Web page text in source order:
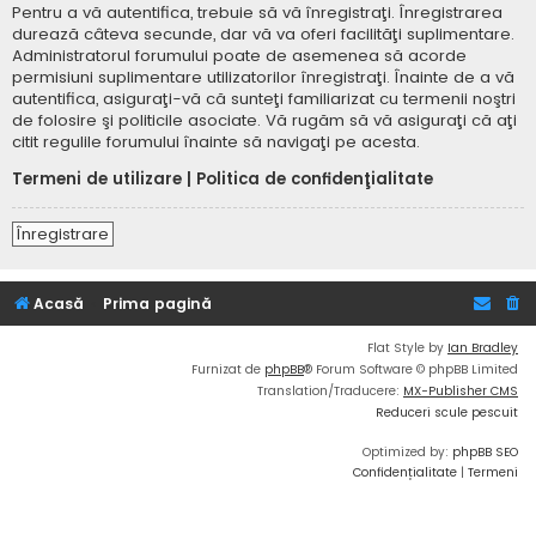
Pentru a vă autentifica, trebuie să vă înregistraţi. Înregistrarea
durează câteva secunde, dar vă va oferi facilităţi suplimentare.
Administratorul forumului poate de asemenea să acorde
permisiuni suplimentare utilizatorilor înregistraţi. Înainte de a vă
autentifica, asiguraţi-vă că sunteţi familiarizat cu termenii noştri
de folosire şi politicile asociate. Vă rugăm să vă asiguraţi că aţi
citit regulile forumului înainte să navigaţi pe acesta.
Termeni de utilizare
Politica de confidenţialitate
Înregistrare
Acasă Prima pagină
Flat Style by Ian Bradley
Furnizat de phpBB® Forum Software © phpBB Limited
Translation/Traducere: MX-Publisher CMS
Reduceri scule pescuit
Optimized by: phpBB SEO
Confidențialitate | Termeni